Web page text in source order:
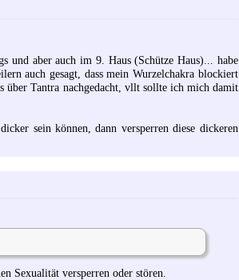
und aber auch im 9. Haus (Schütze Haus)... habe
auch gesagt, dass mein Wurzelchakra blockiert
über Tantra nachgedacht, vllt sollte ich mich damit
sein können, dann versperren diese dickeren
Sexualität versperren oder stören.